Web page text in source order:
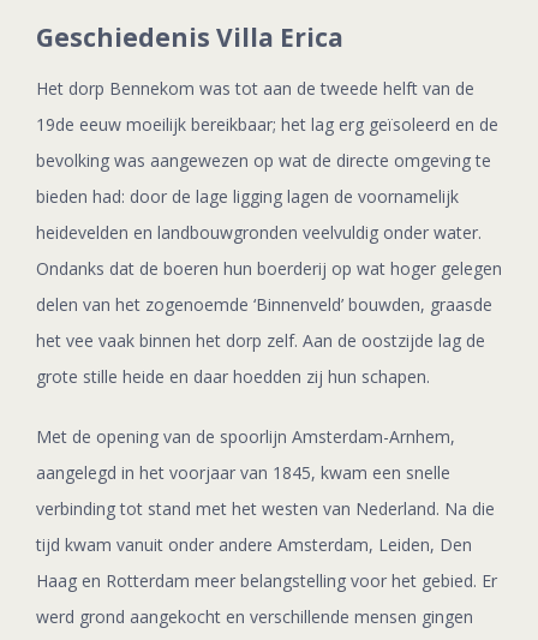
Geschiedenis Villa Erica
Het dorp Bennekom was tot aan de tweede helft van de
19de eeuw moeilijk bereikbaar; het lag erg geïsoleerd en de
bevolking was aangewezen op wat de directe omgeving te
bieden had: door de lage ligging lagen de voornamelijk
heidevelden en landbouwgronden veelvuldig onder water.
Ondanks dat de boeren hun boerderij op wat hoger gelegen
delen van het zogenoemde ‘Binnenveld’ bouwden, graasde
het vee vaak binnen het dorp zelf. Aan de oostzijde lag de
grote stille heide en daar hoedden zij hun schapen.
Met de opening van de spoorlijn Amsterdam-Arnhem,
aangelegd in het voorjaar van 1845, kwam een snelle
verbinding tot stand met het westen van Nederland. Na die
tijd kwam vanuit onder andere Amsterdam, Leiden, Den
Haag en Rotterdam meer belangstelling voor het gebied. Er
werd grond aangekocht en verschillende mensen gingen